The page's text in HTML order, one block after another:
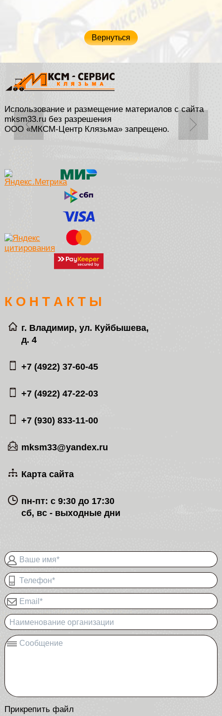
Вернуться
Использование и размещение материалов с сайта
mksm33.ru без разрешения
ООО «МКСМ-Центр Клязьма» запрещено.
К О Н Т А К Т Ы
г. Владимир, ул. Куйбышева,
д. 4
+7 (4922) 37-60-45
+7 (4922) 47-22-03
+7 (930) 833-11-00
mksm33@yandex.ru
Карта сайта
пн-пт: с 9:30 до 17:30
сб, вс - выходные дни
Ваше имя*
Телефон*
Email*
Наименование организации
Сообщение
Прикрепить файл